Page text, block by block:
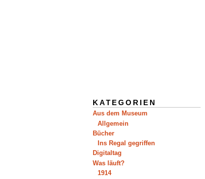
KATEGORIEN
Aus dem Museum
Allgemein
Bücher
Ins Regal gegriffen
Digitaltag
Was läuft?
1914